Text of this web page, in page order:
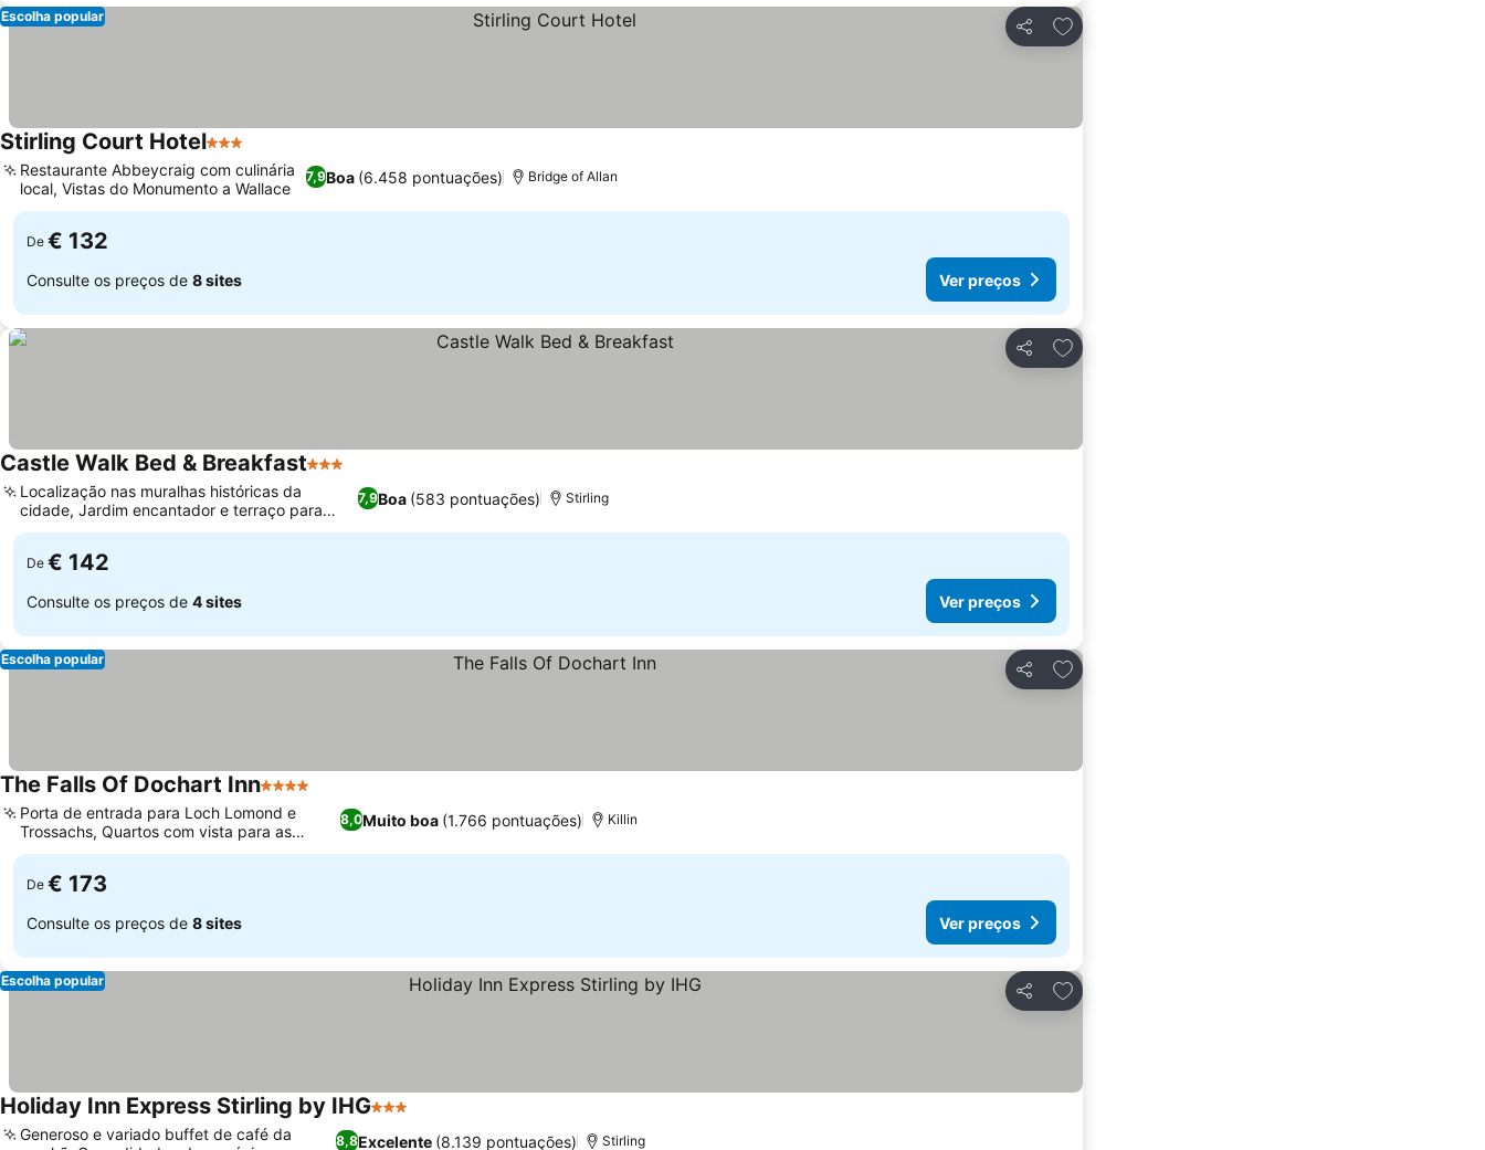
Partilhar
Adicionar aos favoritos
Escolha popular
Stirling Court Hotel3 Estrelas
7,9Boa (6.458 pontuações)
Restaurante Abbeycraig com culinária
local, Vistas do Monumento a Wallace
Bridge of Allan
De € 132
Consulte os preços de 8 sites Ver preços
Partilhar
Adicionar aos favoritos
Castle Walk Bed & Breakfast3 Estrelas
7,9Boa (583 pontuações)
Localização nas muralhas históricas da
cidade, Jardim encantador e terraço para
banhos de sol
Stirling
De € 142
Consulte os preços de 4 sites Ver preços
Partilhar
Adicionar aos favoritos
Escolha popular
The Falls Of Dochart Inn4 Estrelas
8,0Muito boa (1.766 pontuações)
Porta de entrada para Loch Lomond e
Trossachs, Quartos com vista para as
quedas espetaculares
Killin
De € 173
Consulte os preços de 8 sites Ver preços
Partilhar
Adicionar aos favoritos
Escolha popular
Holiday Inn Express Stirling by IHG3 Estrelas
8,8Excelente (8.139 pontuações)
Generoso e variado buffet de café da
Stirling